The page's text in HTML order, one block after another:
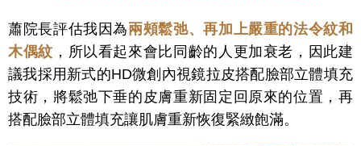
蕭院長評估我因為兩頰鬆弛、再加上嚴重的法令紋和
木偶紋 ，所以看起來會比同齡的人更加衰老，因此建
議我採用新式的HD微創內視鏡拉皮搭配臉部立體填充
技術，將鬆弛下垂的皮膚重新固定回原來的位置，再
搭配臉部立體填充讓肌膚重新恢復緊緻飽滿。